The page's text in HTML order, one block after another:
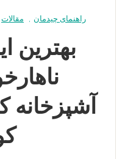
راهنمای چیدمان مقالات
بهترین